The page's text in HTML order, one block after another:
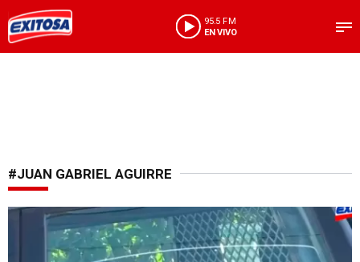
95.5 FM
EN VIVO
#JUAN GABRIEL AGUIRRE
Estaba ebrio